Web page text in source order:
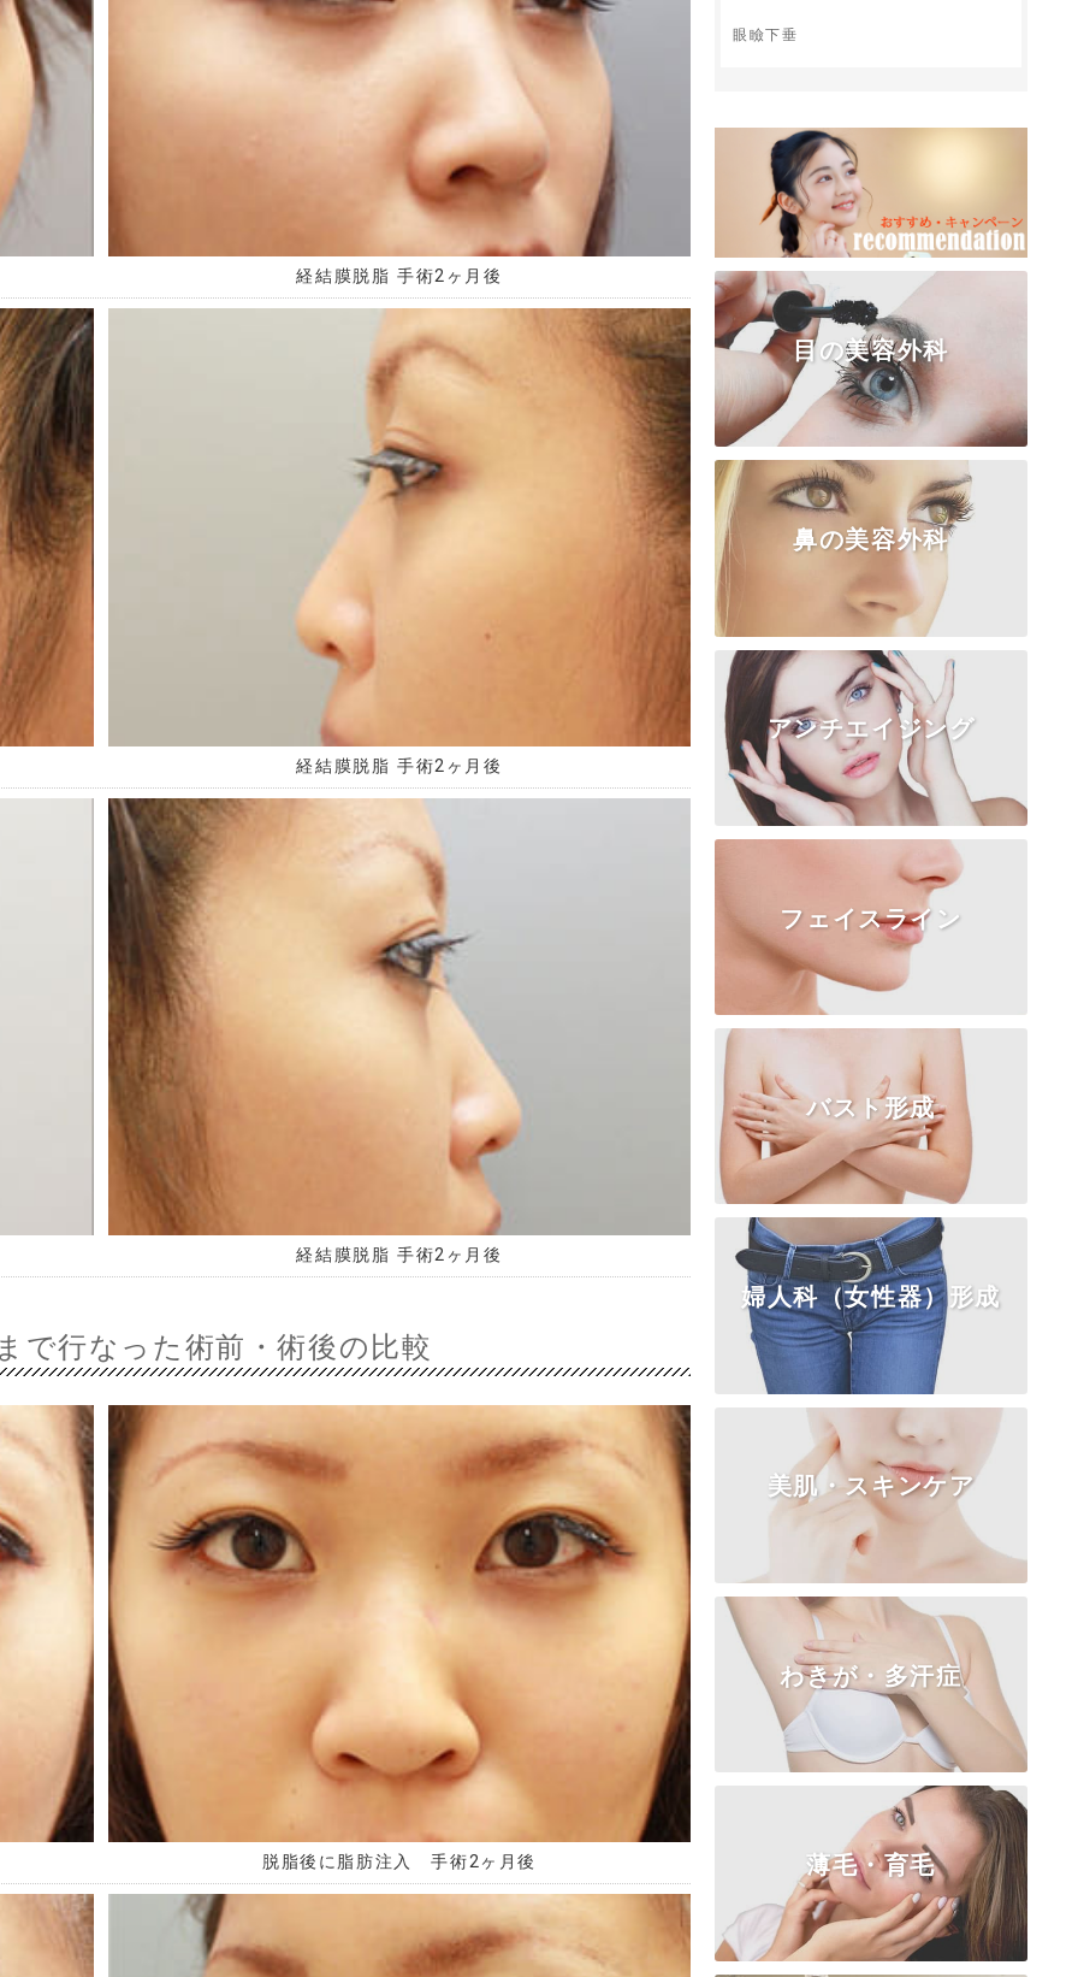
経結膜脱脂 手術2ヶ月後
経結膜脱脂 手術2ヶ月後
経結膜脱脂 手術2ヶ月後
行なった術前・術後の比較
脱脂後に脂肪注入 手術2ヶ月後
眼瞼下垂
目の美容外科
クマ・たるみ
二重埋没法
上まぶた
目頭切開
涙袋 眼瞼下垂
鼻の美容外科
TOP 隆鼻術
鼻尖形成
鼻中隔延長
鼻柱・鼻翼基部
鼻骨・ワシ鼻
小鼻形成
アンチエイジング
TOP 糸リフト
ボトックス
ヒアルロン酸
フェイスリフト
フェイスライン
TOP 頬・顎の脂肪
アゴの整形
エラ・頬骨
バスト形成
TOP 乳房挙上・縮小
乳頭・乳輪
女性化乳房
婦人科（女性器）形成
小陰唇 副皮
クリトリス
処女膜 処女膜の切開
美肌・スキンケア
ピコシェア・ゼオスキン
わきが・多汗症
ビューホット高周波ＲＦ
BOTOX汗止め注射
皮弁法（保険適用）
薄毛・育毛